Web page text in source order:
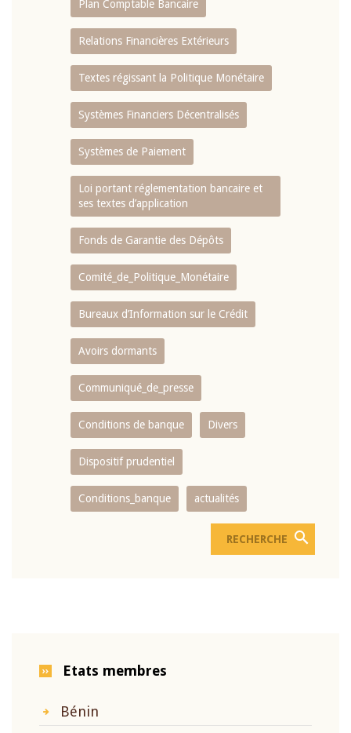
Plan Comptable Bancaire
Relations Financières Extérieurs
Textes régissant la Politique Monétaire
Systèmes Financiers Décentralisés
Systèmes de Paiement
Loi portant réglementation bancaire et
ses textes d’application
Fonds de Garantie des Dépôts
Comité_de_Politique_Monétaire
Bureaux d’Information sur le Crédit
Avoirs dormants
Communiqué_de_presse
Conditions de banque Divers
Dispositif prudentiel
Conditions_banque actualités
Etats membres
Bénin